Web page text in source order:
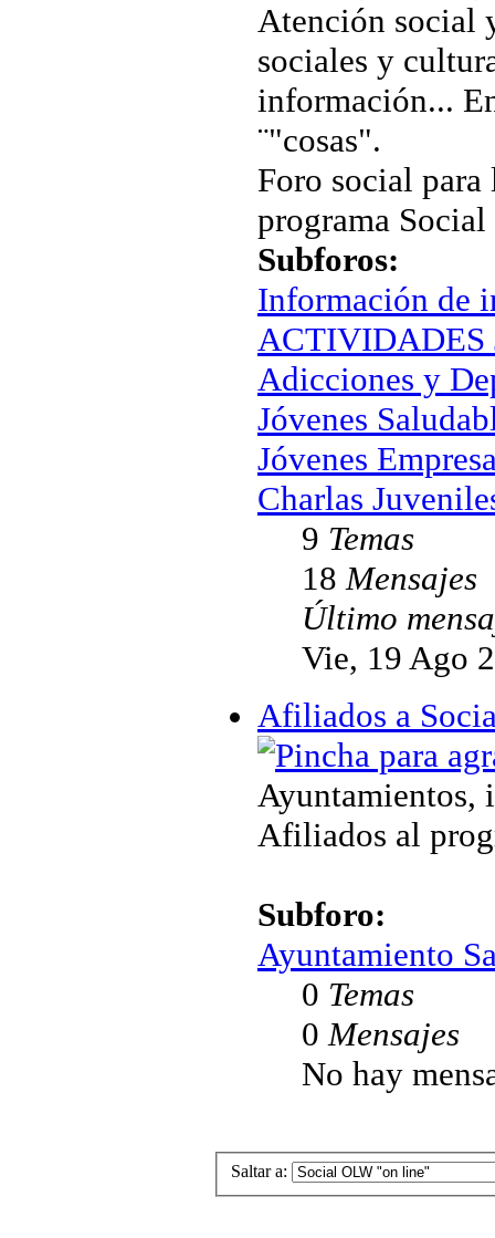
Atención social
sociales y
información...
¨"cosas".
Foro social
programa
Subforos:
Información de
ACTIVIDADES
Adicciones y
Jóvenes
Jóvenes
Charlas
9 Temas
18Mensajes
Último
Vie, 19 Ago
Afiliados a
Ayuntamientos,
Afiliados al
Subforo:
Ayuntamiento
0 Temas
0Mensajes
No hay
Saltar a: